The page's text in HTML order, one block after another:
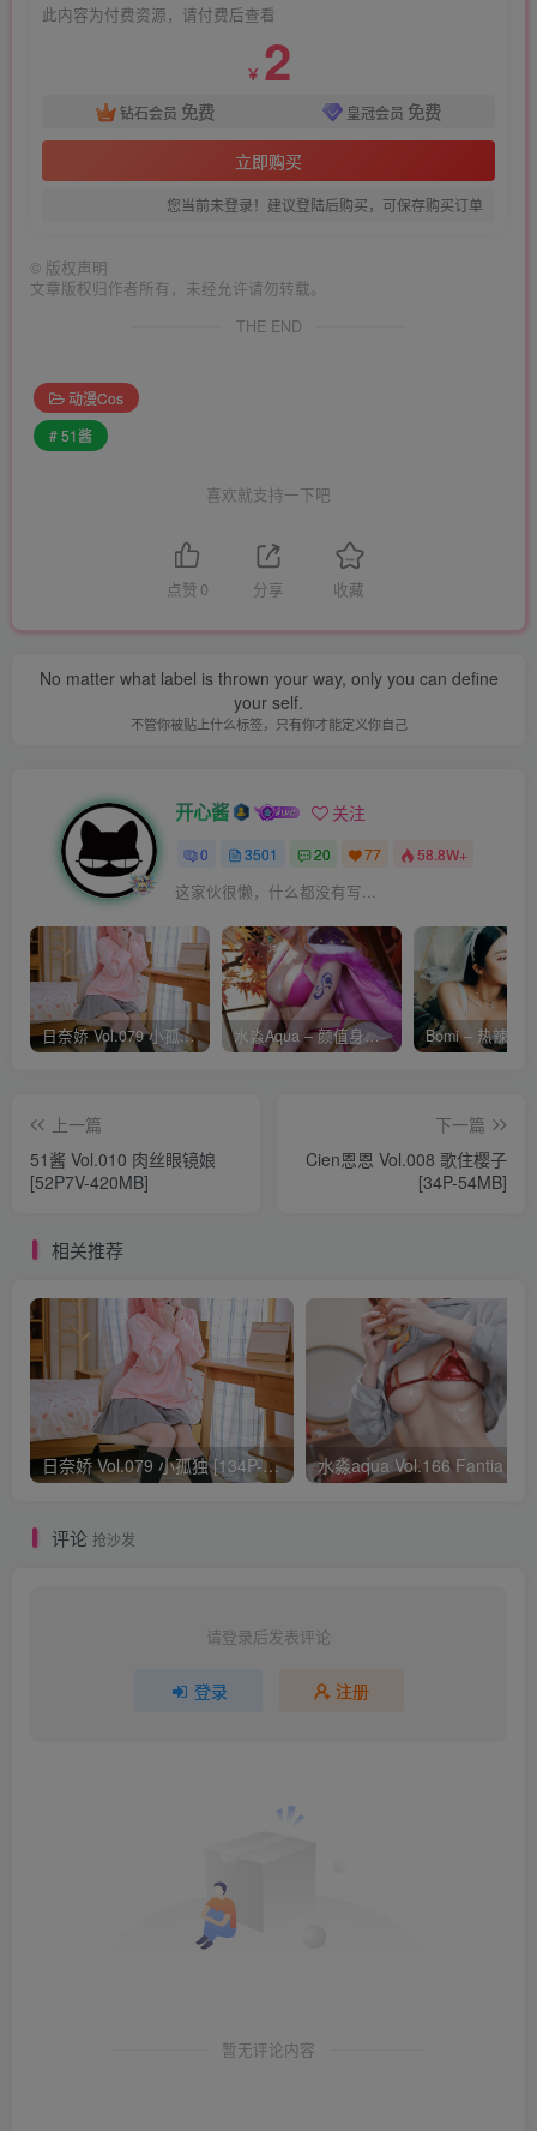
此内容为付费资源，请付费后查看
￥ 2
钻石会员 免费 皇冠会员 免费
立即购买
您当前未登录！建议登陆后购买，可保存购买订单
© 版权声明
文章版权归作者所有，未经允许请勿转载。
THE END
动漫Cos
# 51酱
喜欢就支持一下吧
点赞 0 分享 收藏
No matter what label is thrown your way, only you can define
your self.
不管你被贴上什么标签，只有你才能定义你自己
开心酱 关注
0 3501 20 77 58.8W+
这家伙很懒，什么都没有写...
日奈娇 Vol.079 小孤独 [134P-1.84GB] 水淼Aqua – 颜值身材双在线 火爆日本 Cos写真作品合集
上一篇
51酱 Vol.010 肉丝眼镜娘
[52P7V-420MB]
下一篇
Cien恩恩 Vol.008 歌住樱子
[34P-54MB]
相关推荐
日奈娇 Vol.079 小孤独 [134P-1.84GB]
评论 抢沙发
请登录后发表评论
登录 注册
暂无评论内容